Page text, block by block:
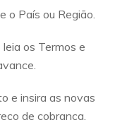
o País ou Região.
os Termos e
e insira as novas
de cobrança.